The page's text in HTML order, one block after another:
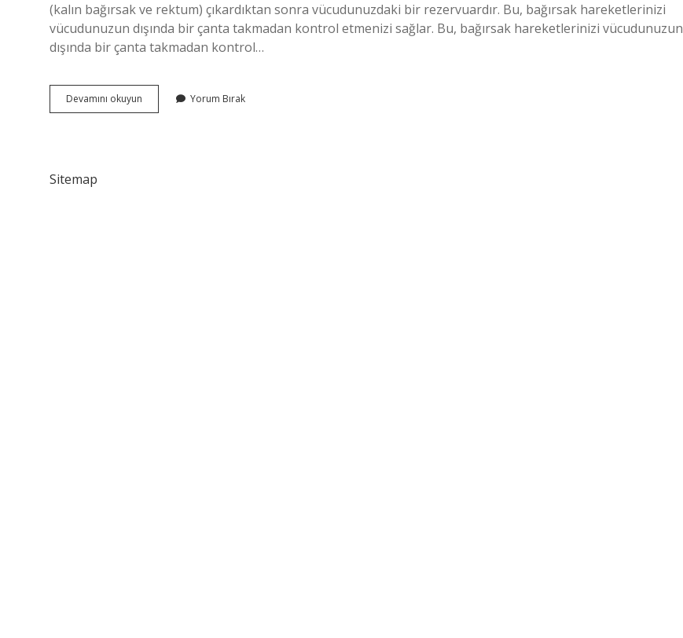
(kalın bağırsak ve rektum) çıkardıktan sonra vücudunuzdaki bir rezervuardır. Bu, bağırsak hareketlerinizi
vücudunuzun dışında bir çanta takmadan kontrol etmenizi sağlar. Bu, bağırsak hareketlerinizi vücudunuzun
dışında bir çanta takmadan kontrol…
Devamını okuyun
Ebed
Yorum Bırak
Sitemap